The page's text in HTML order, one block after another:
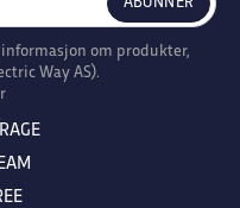
informasjon om produkter,
Way AS).